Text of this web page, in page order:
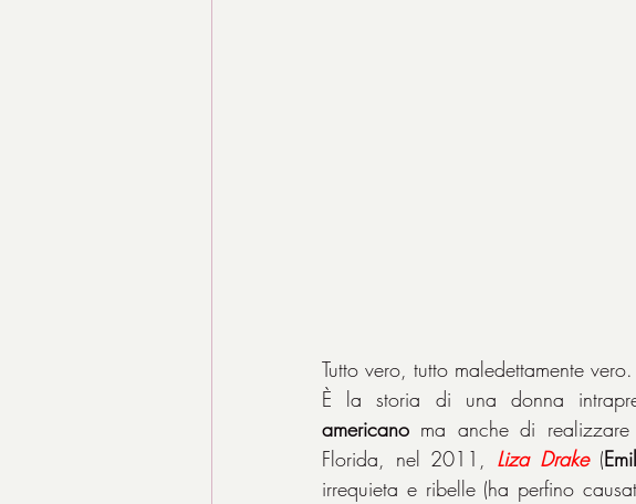
Tutto vero, tutto maledettamente vero.
È la storia di una donna
americano ma anche di
Florida, nel 2011, Liza Drake (
irrequieta e ribelle (ha perfino